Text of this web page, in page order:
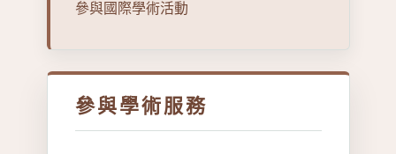
參與國際學術活動
參與學術服務